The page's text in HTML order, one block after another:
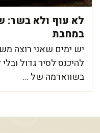
לא עוף ולא בשר:
במחבת
יש ימים שאני רוצה
להיכנס לסיר גדול
בשווארמה של ...